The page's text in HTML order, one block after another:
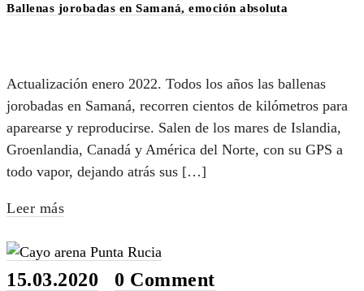
Ballenas jorobadas en Samaná, emoción absoluta
Actualización enero 2022. Todos los años las ballenas
jorobadas en Samaná, recorren cientos de kilómetros para
aparearse y reproducirse. Salen de los mares de Islandia,
Groenlandia, Canadá y América del Norte, con su GPS a
todo vapor, dejando atrás sus […]
Leer más
15.03.2020 0 Comment